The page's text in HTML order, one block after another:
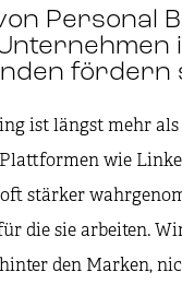
Personal
fördern
ist längst mehr
wie
stärker
die sie arbeiten.
den Marken,